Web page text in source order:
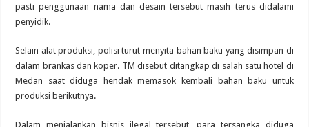
pasti penggunaan nama dan desain tersebut masih terus didalami
penyidik.
Selain alat produksi, polisi turut menyita bahan baku yang disimpan di
dalam brankas dan koper. TM disebut ditangkap di salah satu hotel di
Medan saat diduga hendak memasok kembali bahan baku untuk
produksi berikutnya.
Dalam menjalankan bisnis ilegal tersebut, para tersangka diduga